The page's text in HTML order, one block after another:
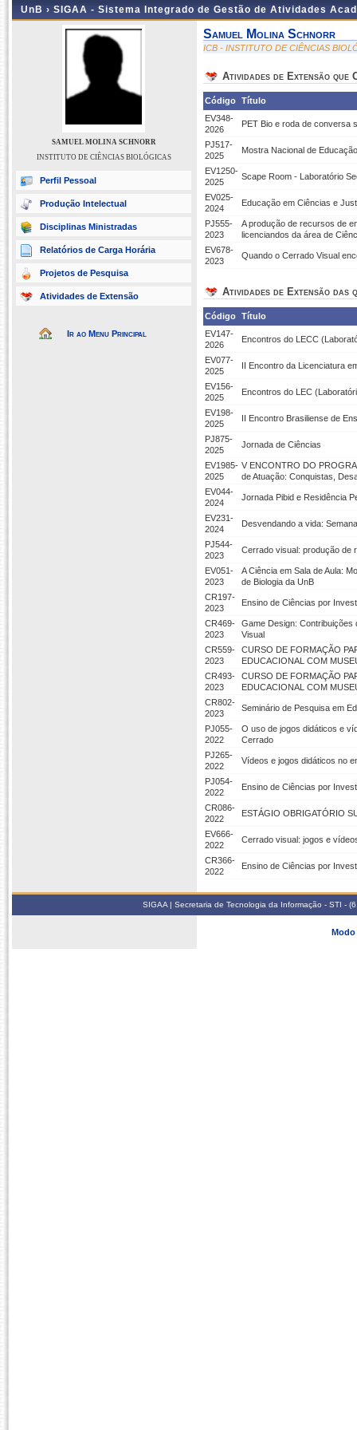
UnB › SIGAA - Sistema Integrado de Gestão de Atividades
SAMUEL MOLINA SCHNORR
INSTITUTO DE CIÊNCIAS BIOLÓGICAS
Perfil Pessoal
Produção Intelectual
Disciplinas Ministradas
Relatórios de Carga Horária
Projetos de Pesquisa
Atividades de Extensão
Ir ao Menu Principal
Samuel Molina Schnorr
ICB - INSTITUTO DE CIÊNCIAS
Atividades de Extensão que
Código Título
EV348-
2026
PET Bio e roda de conversa
PJ517-
2025
Mostra Nacional de
EV1250-
2025
Scape Room - Laboratório
EV025-
2024
Educação em Ciências e
PJ555-
2023
A produção de recursos de
licenciandos da área de
EV678-
2023
Quando o Cerrado Visual
Atividades de Extensão das
Código Título
EV147-
2026
Encontros do LECC
EV077-
2025
II Encontro da Licenciatura
EV156-
2025
Encontros do LEC
EV198-
2025
II Encontro Brasiliense de
PJ875-
2025
Jornada de Ciências
EV1985-
2025
V ENCONTRO DO
de Atuação: Conquistas,
EV044-
2024
Jornada Pibid e Residência
EV231-
2024
Desvendando a vida:
PJ544-
2023
Cerrado visual: produção de
EV051-
2023
A Ciência em Sala de Aula:
de Biologia da UnB
CR197-
2023
Ensino de Ciências por
CR469-
2023
Game Design: Contribuições
Visual
CR559-
2023
CURSO DE FORMAÇÃO
EDUCACIONAL COM
CR493-
2023
CURSO DE FORMAÇÃO
EDUCACIONAL COM
CR802-
2023
Seminário de Pesquisa em
PJ055-
2022
O uso de jogos didáticos e
Cerrado
PJ265-
2022
Vídeos e jogos didáticos no
PJ054-
2022
Ensino de Ciências por
CR086-
2022
ESTÁGIO OBRIGATÓRIO
EV666-
2022
Cerrado visual: jogos e
CR366-
2022
Ensino de Ciências por
SIGAA | Secretaria de Tecnologia da Informação - STI -
Modo